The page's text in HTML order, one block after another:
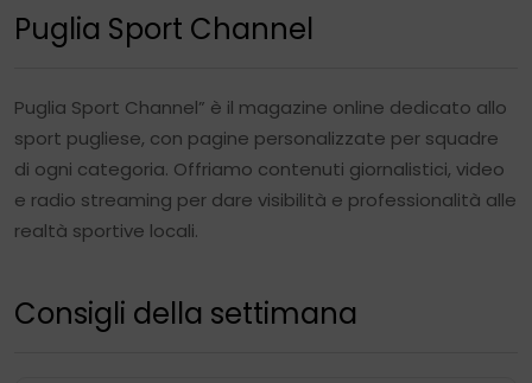
Puglia Sport Channel
Puglia Sport Channel” è il magazine online dedicato allo
sport pugliese, con pagine personalizzate per squadre
di ogni categoria. Offriamo contenuti giornalistici, video
e radio streaming per dare visibilità e professionalità alle
realtà sportive locali.
Consigli della settimana